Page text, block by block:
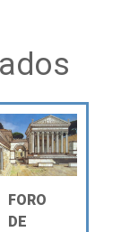
FORO
DE